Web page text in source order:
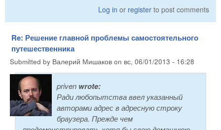
Log in or register to post comments
Re: Решение главной проблемы самостоятельного
путешественника
Submitted by Валерий Мишаков on вс, 06/01/2013 - 16:28
priven wrote:
Ради любопытства ввел указанный
авторами адрес в адресную строку
браузера. Прежде чем